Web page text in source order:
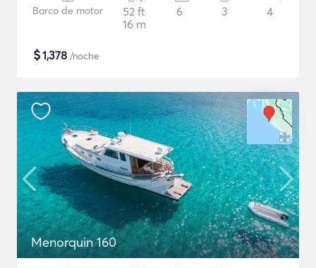
Barco de motor
52 ft
16 m
6 3 4
$1,378 /noche
Menorquin 160